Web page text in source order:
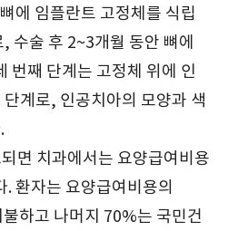
에 임플란트 고정체를 식립
수술 후 2~3개월 동안 뼈에
번째 단계는 고정체 위에 인
계로, 인공치아의 모양과 색
면 치과에서는 요양급여비용
환자는 요양급여비용의
하고 나머지 70%는 국민건